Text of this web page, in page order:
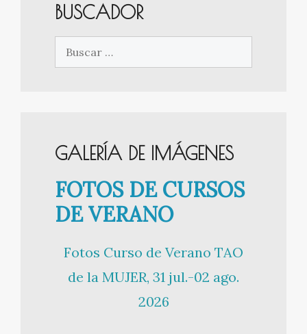
BUSCADOR
GALERÍA DE IMÁGENES
FOTOS DE CURSOS
DE VERANO
Fotos Curso de Verano TAO
de la MUJER, 31 jul.-02 ago.
2026